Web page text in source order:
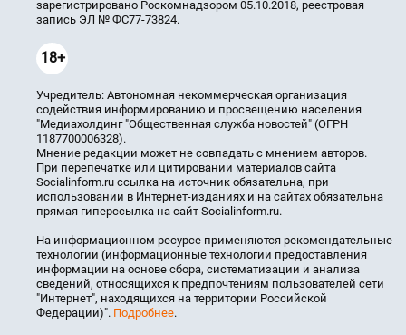
зарегистрировано Роскомнадзором 05.10.2018, реестровая
запись ЭЛ № ФС77-73824.
18+
Учредитель: Автономная некоммерческая организация
содействия информированию и просвещению населения
"Медиахолдинг "Общественная служба новостей" (ОГРН
1187700006328).
Мнение редакции может не совпадать с мнением авторов.
При перепечатке или цитировании материалов сайта
Socialinform.ru ссылка на источник обязательна, при
использовании в Интернет-изданиях и на сайтах обязательна
прямая гиперссылка на сайт Socialinform.ru.
На информационном ресурсе применяются рекомендательные
технологии (информационные технологии предоставления
информации на основе сбора, систематизации и анализа
сведений, относящихся к предпочтениям пользователей сети
"Интернет", находящихся на территории Российской
Федерации)". Подробнее.